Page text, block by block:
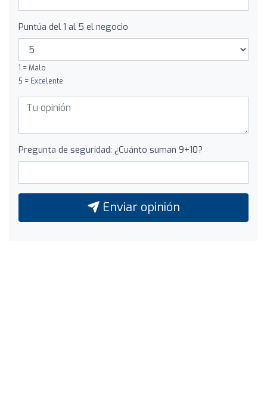
Puntúa del 1 al 5 el negocio
1 = Malo
5 = Excelente
Pregunta de seguridad: ¿Cuánto suman 9+10?
Enviar opinión